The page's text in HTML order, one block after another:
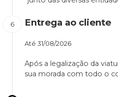
Entrega ao cliente
Até 31/08/2026
Após a legalização da
sua morada com todo o